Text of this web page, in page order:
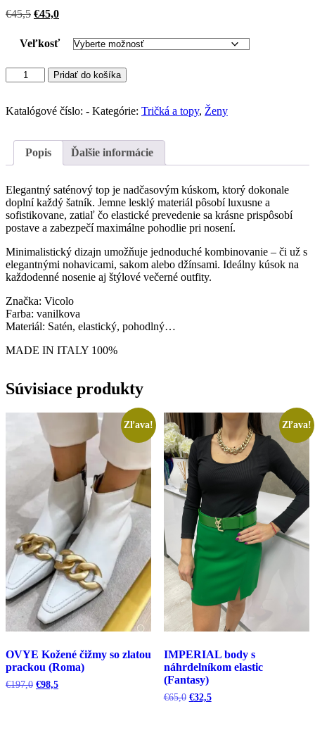
€45,5 Pôvodná
bola:
€45,5.
€45,0Aktuálna
je:
€45,0.
Veľkosť
množstvo
VICOLO
top
rukávom
(Vanilla)
Pridať do košíka
Katalógové číslo: - Kategórie: Tričká a topy, Ženy
Popis Ďalšie informácie
Elegantný saténový top je nadčasovým kúskom, ktorý dokonale
doplní každý šatník. Jemne lesklý materiál pôsobí luxusne a
sofistikovane, zatiaľ čo elastické prevedenie sa krásne prispôsobí
postave a zabezpečí maximálne pohodlie pri nosení.
Minimalistický dizajn umožňuje jednoduché kombinovanie – či už s
elegantnými nohavicami, sakom alebo džínsami. Ideálny kúsok na
každodenné nosenie aj štýlové večerné outfity.
Značka: Vicolo
Farba: vanilkova
Materiál: Satén, elastický, pohodlný…
MADE IN ITALY 100%
Súvisiace produkty
Zľava!
OVYE Kožené čižmy so zlatou
prackou (Roma)
€197,0 Pôvodná
€98,5Aktuálna
Zľava!
IMPERIAL body s
náhrdelníkom elastic
(Fantasy)
€65,0 Pôvodná
€32,5Aktuálna